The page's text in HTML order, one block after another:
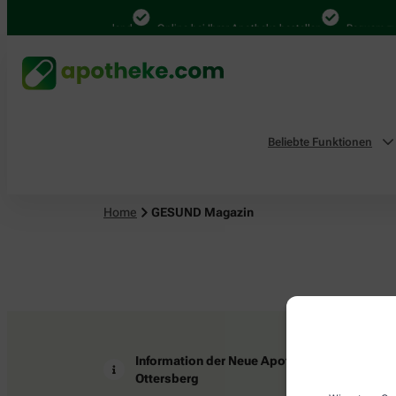
4.000 Mal in Deutschland Online bei Ihrer Apotheke bestellen Bequem
Beliebte Funktionen
Home GESUND Magazin
Information der Neue Apotheke
Ottersberg